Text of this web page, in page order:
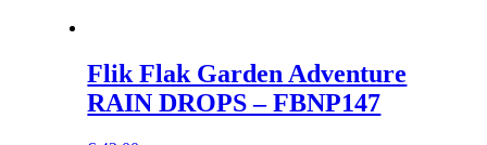
Flik Flak Garden Adventure
RAIN DROPS – FBNP147